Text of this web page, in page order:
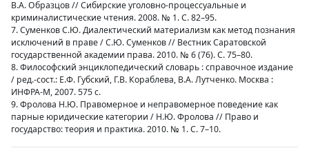
В.А. Образцов // Сибирские уголовно-процессуальные и
криминалистические чтения. 2008. № 1. С. 82–95.
7. Суменков С.Ю. Диалектический материализм как метод познания
исключений в праве / С.Ю. Суменков // Вестник Саратовской
государственной академии права. 2010. № 6 (76). С. 75–80.
8. Философский энциклопедический словарь : справочное издание
/ ред.-сост.: Е.Ф. Губский, Г.В. Кораблева, В.А. Лутченко. Москва :
ИНФРА-М, 2007. 575 с.
9. Фролова Н.Ю. Правомерное и неправомерное поведение как
парные юридические категории / Н.Ю. Фролова // Право и
государство: теория и практика. 2010. № 1. С. 7–10.